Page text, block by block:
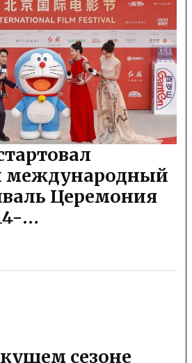
международный
Церемония
…
сезоне